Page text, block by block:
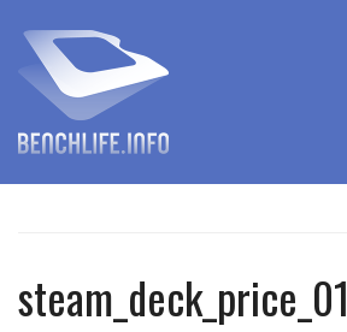
steam_deck_price_01